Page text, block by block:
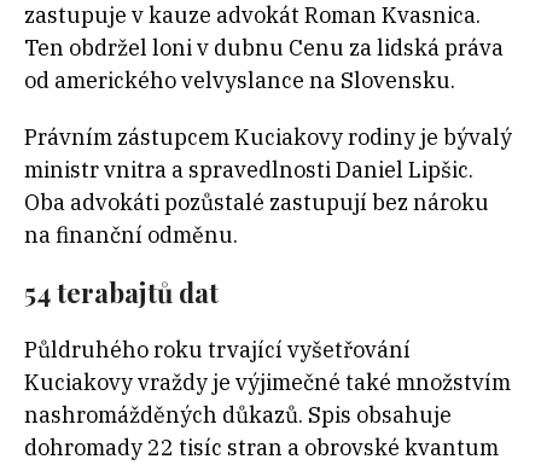
zastupuje v kauze advokát Roman Kvasnica.
Ten obdržel loni v dubnu Cenu za lidská práva
od amerického velvyslance na Slovensku.
Právním zástupcem Kuciakovy rodiny je bývalý
ministr vnitra a spravedlnosti Daniel Lipšic.
Oba advokáti pozůstalé zastupují bez nároku
na finanční odměnu.
54 terabajtů dat
Půldruhého roku trvající vyšetřování
Kuciakovy vraždy je výjimečné také množstvím
nashromážděných důkazů. Spis obsahuje
dohromady 22 tisíc stran a obrovské kvantum